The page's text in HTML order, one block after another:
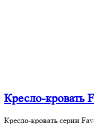
Кресло-кровать
Кресло-кровать серии